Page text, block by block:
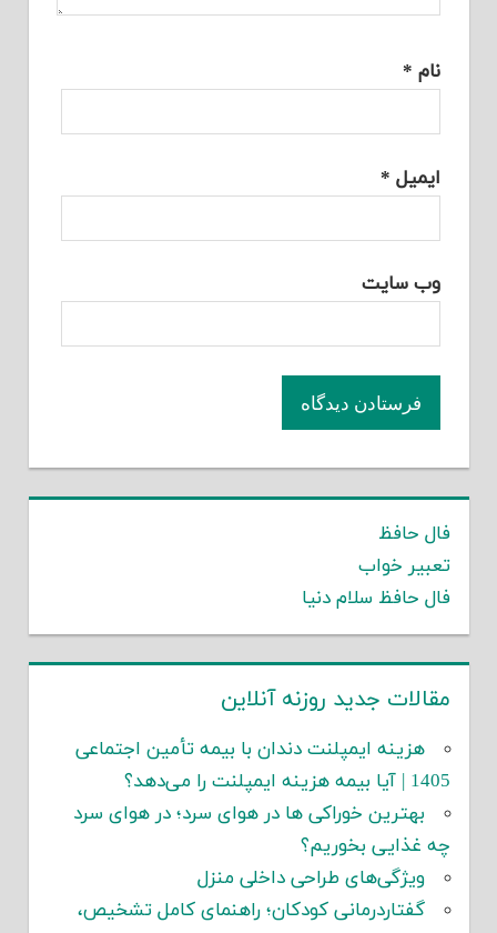
نام *
ایمیل *
وب‌ سایت
فال حافظ
تعبیر خواب
فال حافظ سلام دنیا
مقالات جدید روزنه آنلاین
هزینه ایمپلنت دندان با بیمه تأمین اجتماعی
1405 | آیا بیمه هزینه ایمپلنت را می‌دهد؟
بهترین خوراکی ها در هوای سرد؛ در هوای سرد
چه غذایی بخوریم؟
ویژگی‌های طراحی داخلی منزل
گفتاردرمانی کودکان؛ راهنمای کامل تشخیص،